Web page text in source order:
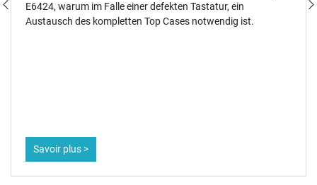
E6424, warum im Falle einer defekten Tastatur, ein
Austausch des kompletten Top Cases notwendig ist.
Savoir plus >